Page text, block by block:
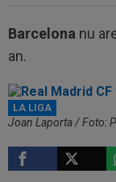
Barcelona nu
an.
LA LIGA
Joan Laporta / Foto: